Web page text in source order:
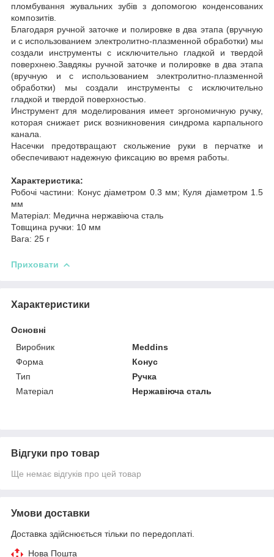
пломбування жувальних зубів з допомогою конденсованих
композитів.
Благодаря ручной заточке и полировке в два этапа (вручную
и с использованием электролитно-плазменной обработки) мы
создали инструменты с исключительно гладкой и твердой
поверхнею.Завдякы ручной заточке и полировке в два этапа
(вручную и с использованием электролитно-плазменной
обработки) мы создали инструменты с исключительно
гладкой и твердой поверхностью.
Инструмент для моделирования имеет эргономичную ручку,
которая снижает риск возникновения синдрома карпального
канала.
Насечки предотвращают скольжение руки в перчатке и
обеспечивают надежную фиксацию во время работы.
Характеристика:
Робочі частини: Конус діаметром 0.3 мм; Куля діаметром 1.5
мм
Матеріал: Медична нержавіюча сталь
Товщина ручки: 10 мм
Вага: 25 г
Приховати
Характеристики
Основні
Виробник
Meddins
Форма
Конус
Тип
Ручка
Матеріал
Нержавіюча сталь
Відгуки про товар
Ще немає відгуків про цей товар
Умови доставки
Доставка здійснюється тільки по передоплаті.
Нова Пошта